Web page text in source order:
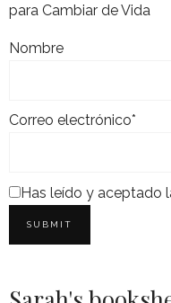
para Cambiar de Vida
Nombre
Correo electrónico*
Has leído y aceptado